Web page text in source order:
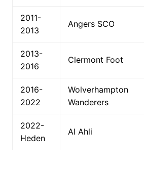
2011-
2013
Angers SCO
2013-
2016
Clermont Foot
2016-
2022
Wolverhampton
Wanderers
2022-
Heden
Al Ahli